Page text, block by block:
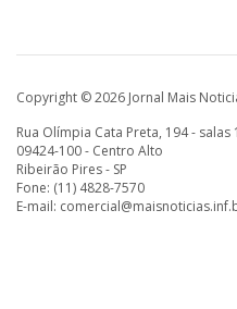
Copyright © 2026 Jornal Mais
Rua Olímpia Cata Preta, 194 - salas
09424-100 - Centro Alto
Ribeirão Pires - SP
Fone: (11) 4828-7570
E-mail: